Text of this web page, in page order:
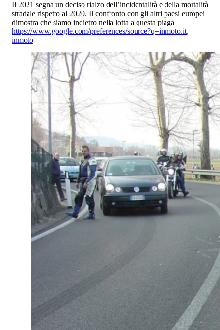
Il 2021 segna un deciso rialzo dell’incidentalità e della mortalità
stradale rispetto al 2020. Il confronto con gli altri paesi europei
dimostra che siamo indietro nella lotta a questa piaga
https://www.google.com/preferences/source?q=inmoto.it,
inmoto